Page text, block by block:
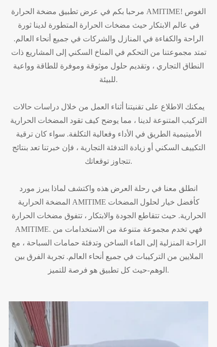
مرحبا بكم في عرض تطبيق مضخة الحرارة AMITIME! الغوص
في عالم الابتكار حيث مضخات الحرارة المتطورة لدينا ثورة
الراحة والكفاءة في المنازل والشركات في جميع أنحاء العالم.
تمتد مجموعتنا من التحكم في المناخ السكني إلى المشاريع ذات
النطاق التجاري ، وتقديم حلول موثوقة وموفرة للطاقة وواعية
للبيئة.
يمكنك الاطلاع على تقنيتنا أثناء العمل من خلال دراسات حالات
التركيب المتنوعة لدينا ، مما يوضح كيف تقود المضخات الحرارية
الأميتيمية الطريق في الأداء وفعالية التكلفة. سواء كان ترقية
التكييف السكني أو زيادة التدفئة التجارية ، فإن خبرتنا تعد بنتائج
تتجاوز توقعاتك.
انطلق معنا في رحلة العرض هذه واكتشف لماذا يبرز مورد
المضخة الحرارية AMITIME كأفضل خيار لحلول المضخات
الحرارية. حيث تتقاطع الجودة والابتكار ، تتفوق مضخات الحرارة
AMITIME. فهي تخدم مجموعة متنوعة من الاستخدامات من
الراحة المنزلية إلى الماء الساخن وتدفئة حمامات السباحة ، مع
الملايين من التركيبات في جميع أنحاء العالم. تجربة الفرق بين
الوهم-حيث كل تطبيق هو فرصة للتميز.